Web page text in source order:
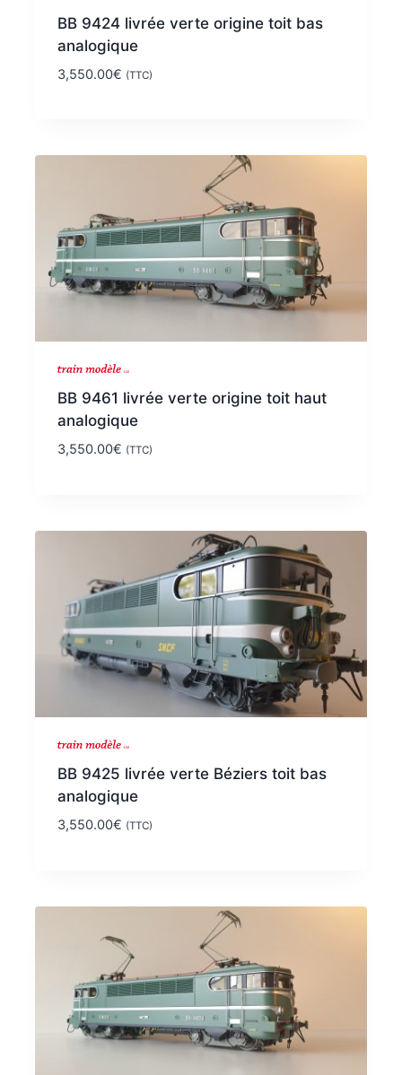
BB 9424 livrée verte origine toit bas
analogique
3,550.00€ (TTC)
BB 9461 livrée verte origine toit haut
analogique
3,550.00€ (TTC)
BB 9425 livrée verte Béziers toit bas
analogique
3,550.00€ (TTC)